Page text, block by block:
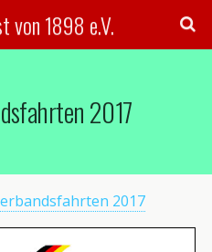
von 1898 e.V.
2017
2017